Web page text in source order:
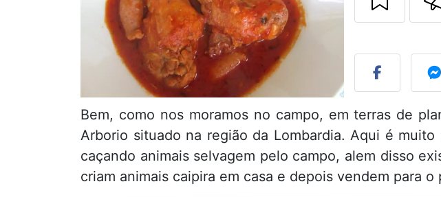
Bem, como nos moramos no campo, em terras de
Arborio situado na região da Lombardia. Aqui é
caçando animais selvagem pelo campo, alem disso
criam animais caipira em casa e depois vendem para o